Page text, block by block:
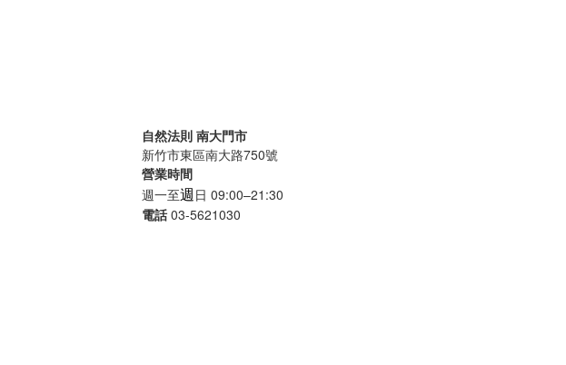
自然法則 南大門市
新竹市東區南大路750號
營業時間
週一至週 日 09:00–21:30
電話03-5621030